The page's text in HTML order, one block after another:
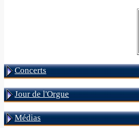
Concerts
Jour de l'Orgue
Médias